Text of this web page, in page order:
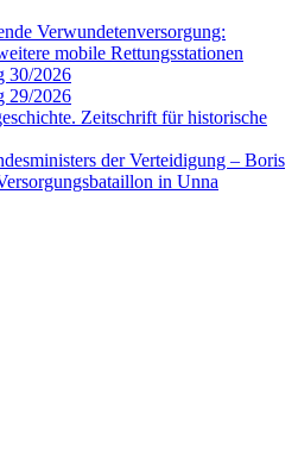
Verwundetenversorgung:
mobile Rettungsstationen
30/2026
29/2026
Zeitschrift für historische
der Verteidigung – Boris
in Unna